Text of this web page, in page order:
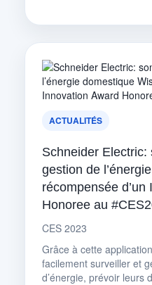
ACTUALITÉS
Schneider
gestion de
récompensée d’un
Honoree au
CES 2023
Grâce à cette
facilement surveiller et
d’énergie, prévoir leurs